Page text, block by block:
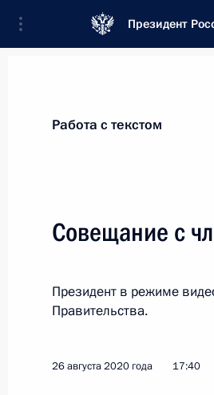
Президент
Новости
Послания
Совещания,
Работа с текстом
Совещание с
Президент в режиме
Правительства.
26 августа 2020 года 17:40